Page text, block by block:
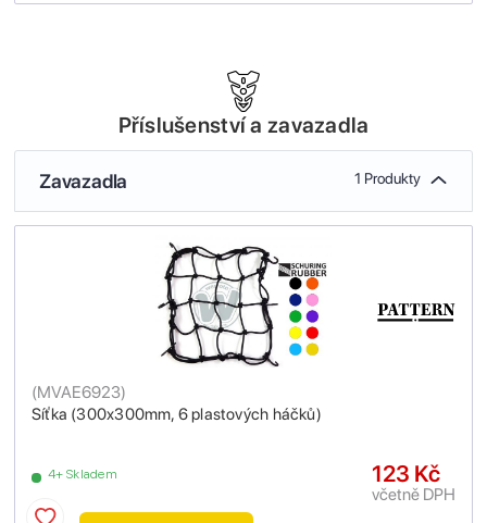
Příslušenství a zavazadla
Zavazadla 1 Produkty
Síťka (300x300mm, 6 plastových háčků)
(MVAE6923)
4+ Skladem 123 Kč
včetně DPH